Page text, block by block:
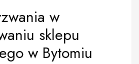
w
sklepu
w Bytomiu